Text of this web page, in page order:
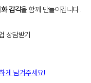
감각을 함께 만들어갑니다.
상담받기
게 남겨주세요!